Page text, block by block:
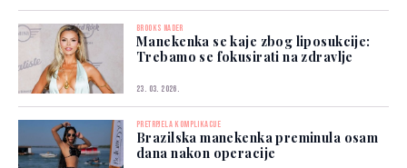
BROOKS NADER
Manekenka se kaje zbog liposukcije:
Trebamo se fokusirati na zdravlje
23. 03. 2026.
PRETRPJELA KOMPLIKACIJE
Brazilska manekenka preminula osam
dana nakon operacije